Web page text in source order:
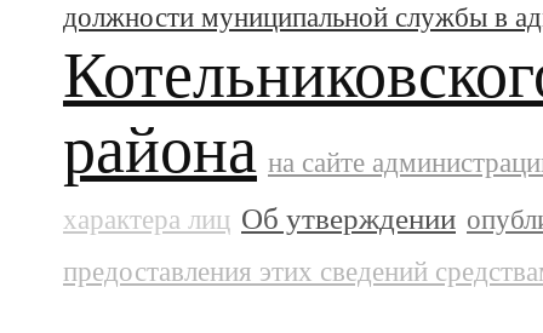
должности муниципальной службы в
района на сайте
характера лиц Об утверждении
предоставления этих сведений